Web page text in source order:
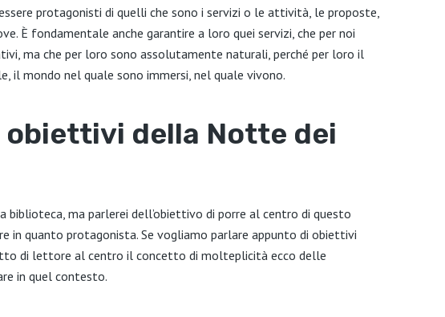
protagonisti di quelli che sono i servizi o le attività, le proposte,
È fondamentale anche garantire a loro quei servizi, che per noi
ma che per loro sono assolutamente naturali, perché per loro il
il mondo nel quale sono immersi, nel quale vivono.
obiettivi della Notte dei
ma parlerei dell’obiettivo di porre al centro di questo
in quanto protagonista. Se vogliamo parlare appunto di obiettivi
di lettore al centro il concetto di molteplicità ecco delle
in quel contesto.